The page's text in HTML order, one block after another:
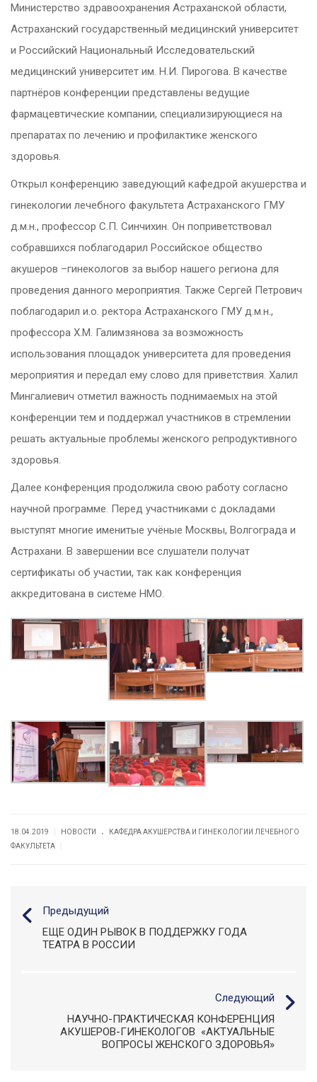
Министерство здравоохранения Астраханской области,
Астраханский государственный медицинский университет
и Российский Национальный Исследовательский
медицинский университет им. Н.И. Пирогова. В качестве
партнёров конференции представлены ведущие
фармацевтические компании, специализирующиеся на
препаратах по лечению и профилактике женского
здоровья.
Открыл конференцию заведующий кафедрой акушерства и
гинекологии лечебного факультета Астраханского ГМУ
д.м.н., профессор С.П. Синчихин. Он поприветствовал
собравшихся поблагодарил Российское общество
акушеров –гинекологов за выбор нашего региона для
проведения данного мероприятия. Также Сергей Петрович
поблагодарил и.о. ректора Астраханского ГМУ д.м.н.,
профессора Х.М. Галимзянова за возможность
использования площадок университета для проведения
мероприятия и передал ему слово для приветствия. Халил
Мингалиевич отметил важность поднимаемых на этой
конференции тем и поддержал участников в стремлении
решать актуальные проблемы женского репродуктивного
здоровья.
Далее конференция продолжила свою работу согласно
научной программе. Перед участниками с докладами
выступят многие именитые учёные Москвы, Волгограда и
Астрахани. В завершении все слушатели получат
сертификаты об участии, так как конференция
аккредитована в системе НМО.
18.04.2019 НОВОСТИ .
КАФЕДРА АКУШЕРСТВА И ГИНЕКОЛОГИИ ЛЕЧЕБНОГО
ФАКУЛЬТЕТА
Предыдущий
ЕЩЕ ОДИН РЫВОК В ПОДДЕРЖКУ ГОДА
ТЕАТРА В РОССИИ
Следующий
НАУЧНО-ПРАКТИЧЕСКАЯ КОНФЕРЕНЦИЯ
АКУШЕРОВ-ГИНЕКОЛОГОВ «АКТУАЛЬНЫЕ
ВОПРОСЫ ЖЕНСКОГО ЗДОРОВЬЯ»